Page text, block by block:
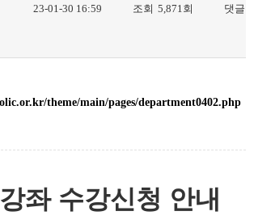
23-01-30 16:59 조회 5,871회 댓글
theme/main/pages/department0402.php
좌 수강신청 안내